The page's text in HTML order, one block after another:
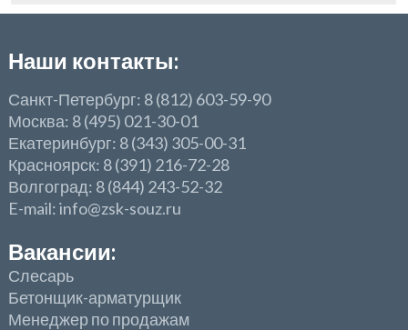
Наши контакты:
Санкт-Петербург: 8 (812) 603-59-90
Москва: 8 (495) 021-30-01
Екатеринбург: 8 (343) 305-00-31
Красноярск: 8 (391) 216-72-28
Волгоград: 8 (844) 243-52-32
E-mail: info@zsk-souz.ru
Вакансии:
Слесарь
Бетонщик-арматурщик
Менеджер по продажам